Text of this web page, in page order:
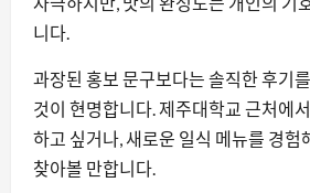
니다.
과장된 홍보 문구보다는 솔직한 후기
것이 현명합니다. 제주대학교 근처에
하고 싶거나, 새로운 일식 메뉴를 경험
찾아볼 만합니다.